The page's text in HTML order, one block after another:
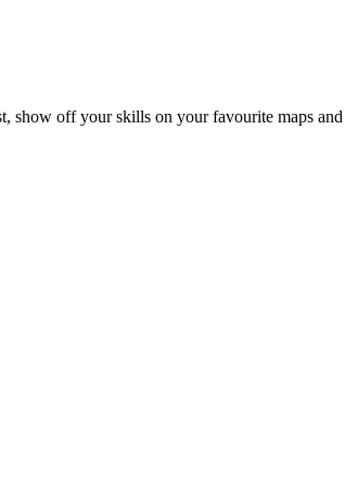
show off your skills on your favourite maps